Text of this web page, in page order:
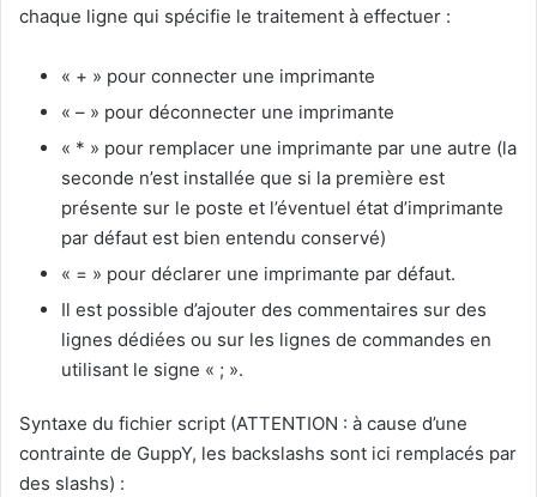
chaque ligne qui spécifie le traitement à effectuer :
« + » pour connecter une imprimante
« – » pour déconnecter une imprimante
« * » pour remplacer une imprimante par une autre (la
seconde n’est installée que si la première est
présente sur le poste et l’éventuel état d’imprimante
par défaut est bien entendu conservé)
« = » pour déclarer une imprimante par défaut.
Il est possible d’ajouter des commentaires sur des
lignes dédiées ou sur les lignes de commandes en
utilisant le signe « ; ».
Syntaxe du fichier script (ATTENTION : à cause d’une
contrainte de GuppY, les backslashs sont ici remplacés par
des slashs) :